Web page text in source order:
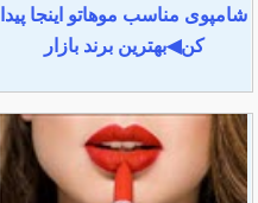
شامپوی مناسب موهاتو اینجا پیدا
کن◀بهترین برند بازار